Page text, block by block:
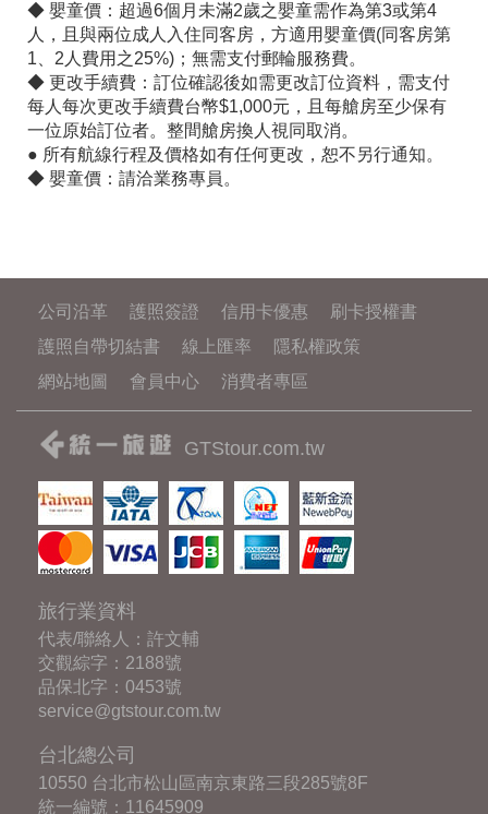
◆ 嬰童價：超過6個月未滿2歲之嬰童需作為第3或第4
人，且與兩位成人入住同客房，方適用嬰童價(同客房第
1、2人費用之25%)；無需支付郵輪服務費。
◆ 更改手續費：訂位確認後如需更改訂位資料，需支付
每人每次更改手續費台幣$1,000元，且每艙房至少保有
一位原始訂位者。整間艙房換人視同取消。
● 所有航線行程及價格如有任何更改，恕不另行通知。
◆ 嬰童價：請洽業務專員。
公司沿革 護照簽證 信用卡優惠
刷卡授權書
護照自帶切結書
線上匯率
隱私權政策
網站地圖
會員中心 消費者專區
GTStour.com.tw
旅行業資料
代表/聯絡人：許文輔
交觀綜字：2188號
品保北字：0453號
service@gtstour.com.tw
台北總公司
10550 台北市松山區南京東路三段285號8F
統一編號：11645909